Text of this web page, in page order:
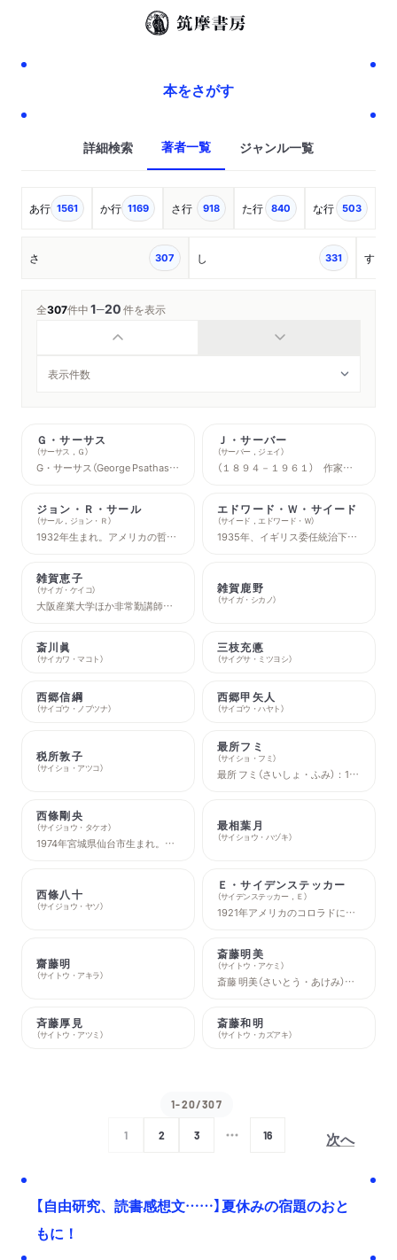
本をさがす
詳細検索 著者一覧 ジャンル一覧
あ行 1561 か行 1169 さ行 918 た行 840 な行 503
さ 307 し 331 す
全307件中1─20件を表示
Ｇ・サーサス
（サーサス，Ｇ）
G・サーサス（George Psathas）：1929-2018年。ボストン大学名誉教授。
Ｊ・サーバー
（サーバー，ジェイ）
（１８９４－１９６１） 作家・エッセイスト・イラストレーター。雑誌「ニューヨーカー」の創刊スタッフのひとり。代表作に『虹をつかむ男』『セックスは必要か』などがある。青山南 翻訳家・エッセイスト。著書に『短編小説のアメリカ52講』『ネットと戦争』『木をみて森をみない』など、訳書にアン・ビーティ『愛している』、ジャック・ケルアック『オン・ザ・ロード』ほか多数。
ジョン・Ｒ・サール
（サール，ジョン・Ｒ）
1932年生まれ。アメリカの哲学者。ウィスコンシン大学に入学後、オクスフォード大学にて学士、修士、博士号を取得。帰国後、カリフォルニア大学バークレー校の助教授となり、のちに同校教授。言語哲学を出発点として、心の哲学に関心を広げ、生物学的自然主義の立場からさまざまな論争を繰り広げる。2000年、ジャン・ニコ賞を受賞。2004年、米国人文科学勲章を受章。おもな邦訳書に、『言語行為』『志向性』『意識の神秘』などがある。
エドワード・Ｗ・サイード
（サイード，エドワード・Ｗ）
1935年、イギリス委任統治下のエルサレムに生まれる。プリンストン大学、ハーヴァード大学で学位を取得。コロンビア大学で英文学・比較文学を教える。主著に『オリエンタリズム』『知識人とは何か』（ともに平凡社）、『文化と帝国主義』『遠い場所の記憶──自伝』（ともにみすず書房）など。2003年没。
雑賀恵子
（サイガ・ケイコ）
大阪産業大学ほか非常勤講師。専攻は、農学原論、社会思想史。京都薬科大学薬学部、京都大学文学部卒業。京都大学大学院農学研究科農林経済学専攻博士課程満期修了。著書に『空腹について』（青土社）、『エコ・ロゴス』（人文書院）がある。
雑賀鹿野
（サイガ・シカノ）
斎川眞
（サイカワ・マコト）
三枝充悳
（サイグサ・ミツヨシ）
西郷信綱
（サイゴウ・ノブツナ）
西郷甲矢人
（サイゴウ・ハヤト）
税所敦子
（サイショ・アツコ）
最所フミ
（サイショ・フミ）
最所 フミ（さいしょ・ふみ）：1908?90年。大阪府生まれ。女子英学塾（現津田塾大学）、アメリカ・ミシガン大学英文科。同大学院修士修了。1934?45年NHK海外局にてニュースおよび解説原稿を作成。さらに朝日新聞社、外務省渉外部嘱託を経て、1947?70年、日本リーダーズ・ダイジェスト社編集局、1948?74年、JAPANTIMESの英文による映画週間評論の執筆を担当。著編書に『英語と日本語』『英語類義語活用辞典』『日英語表現辞典』『アメリカ英語を読む辞典』など。
西條剛央
（サイジョウ・タケオ）
1974年宮城県仙台市生まれ。早稲田大学人間科学部卒。同大学院で博士号取得（人間科学）。早稲田大学大学院ＭＢＡ専任講師等を経て、現在、同客員准教授。本質行動学アカデメイア代表。「構造構成主義」という独自のメタ理論を創唱。この理論を用い、東日本大震災後の2011年4月、「ふんばろう東日本支援プロジェクト」を立ち上げ、ボランティア未経験ながら日本最大級の総合支援プロジェクトへと成長させる。同プロジェクトは2014年、世界で最も権威あるデジタル・メディア・アートのコンペティション、「アルス・エレクトロニカ」のコミュニティ部門において、最優秀賞にあたる「ゴールデン・ニカ」を日本人として初受賞。 同年、「ベストチーム・オブ・ザ・イヤー2014」も受賞。『構造構成主義とは何か』(北大路書房)､『人を助けるすんごい仕組み』（ダイヤモンド社）､絵本『ぼくもだっこ』(講談社)な?ﾇ、著書・共著書多数
最相葉月
（サイショウ・ハヅキ）
西條八十
（サイジョウ・ヤソ）
Ｅ・サイデンステッカー
（サイデンステッカー，Ｅ）
1921年アメリカのコロラドに生まれる。1947年から50年にかけて外交官として滞日。コロンビア、ハーヴァード、東京大学で日本文学を専攻。コロンビア大学教授などを歴任。1975年『源氏物語』の全訳を完成。著書に『異形の小説』『源氏日記』『私のニッポン日記』など、英訳書に『細雪』『雪国』『山の音』などがある。2007年没。
齋藤明
（サイトウ・アキラ）
斎藤明美
（サイトウ・アケミ ）
斎藤 明美（さいとう・あけみ）：作家。1956年高知県生れ。津田塾大学卒業。高校教師、テレビ構成作家を経て「週刊文春」の記者を20年務める。1999年、初の小説「青々と」で第10回日本海文学大賞奨励賞を受賞。2009年、松山善三・高峰秀子夫妻の養女となる。
斉藤厚見
（サイトウ・アツミ ）
斎藤和明
（サイトウ・カズアキ）
1-20/307
1 2 3 16 次へ
【自由研究、読書感想文……】夏休みの宿題のおと
もに！